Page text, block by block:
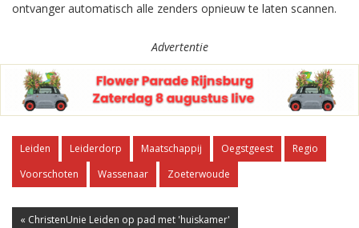
ontvanger automatisch alle zenders opnieuw te laten scannen.
Advertentie
Leiden Leiderdorp Maatschappij Oegstgeest
Regio
Voorschoten
Wassenaar Zoeterwoude
« ChristenUnie Leiden op pad met 'huiskamer'